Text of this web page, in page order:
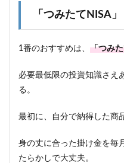
「つみたてNISA」
1番のおすすめは、 「つみ
必要最低限の投資知識さえ
る。
最初に、自分で納得した商
身の丈に合った掛け金を毎
たらかしで大丈夫。